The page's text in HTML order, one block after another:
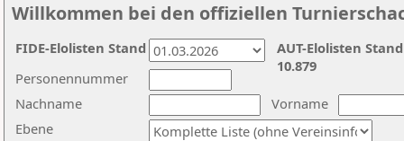
Willkommen bei den offiziellen
Nachname
Vorname
Ebene
Personennummer
AUT-Elolisten
10.879
FIDE-Elolisten Stand